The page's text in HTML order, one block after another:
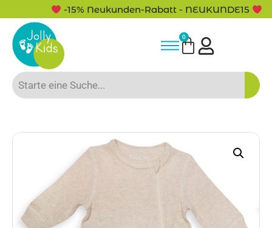
-15% Neukunden-Rabatt - NEUKUNDE15
0